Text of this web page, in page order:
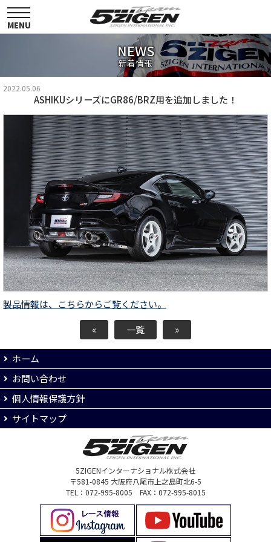
toggle
navigation
MENU
NEWS
新着情報
2022.05.06
ASHIKUシリーズにGR86/BRZ用を追加しました！
製品情報は、こちらからご覧ください。
«
一覧 »
ホーム
お問い合わせ
個人情報保護方針
サイトマップ
5ZIGENインターナショナル株式会社
〒581-0845 大阪府八尾市上之島町北6-5
TEL：072-995-8005 FAX：072-995-8015